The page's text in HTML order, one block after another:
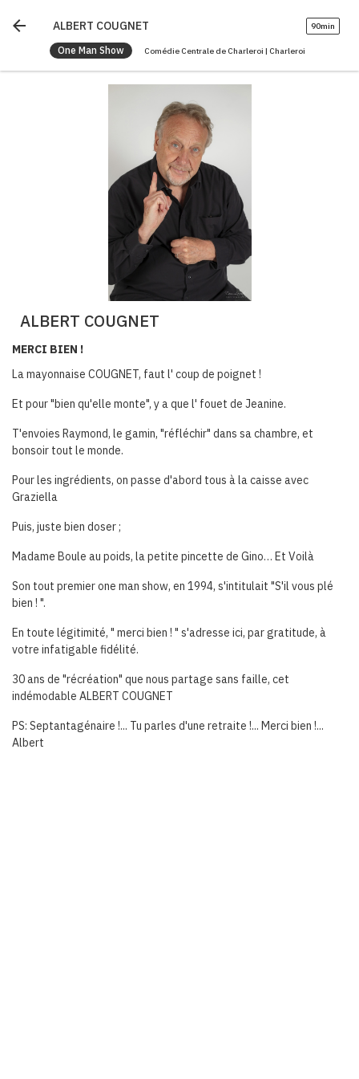
arrow_back ALBERT COUGNET 90min
One Man Show Comédie Centrale de Charleroi | Charleroi
ALBERT COUGNET
MERCI BIEN !
La mayonnaise COUGNET, faut l' coup de poignet !
Et pour "bien qu'elle monte", y a que l' fouet de Jeanine.
T'envoies Raymond, le gamin, "réfléchir" dans sa chambre, et
bonsoir tout le monde.
Pour les ingrédients, on passe d'abord tous à la caisse avec
Graziella
Puis, juste bien doser ;
Madame Boule au poids, la petite pincette de Gino… Et Voilà
Son tout premier one man show, en 1994, s'intitulait "S'il vous plé
bien ! ".
En toute légitimité, " merci bien ! " s'adresse ici, par gratitude, à
votre infatigable fidélité.
30 ans de "récréation" que nous partage sans faille, cet
indémodable ALBERT COUGNET
PS: Septantagénaire !... Tu parles d'une retraite !... Merci bien !...
Albert